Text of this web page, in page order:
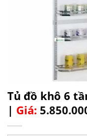
Tủ đồ khô 6
| Giá: